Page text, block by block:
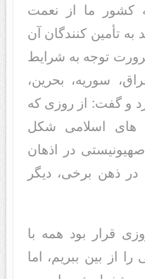
کشور ما از نعمت
به تأمین کنندگان آن
توجه به شرایط
سوریه، بحرین،
و گفت: از روزی که
های اسلامی شکل
در اذهان
ذهن برخی، دیگر
قرار بود همه با
از بین ببریم، اما